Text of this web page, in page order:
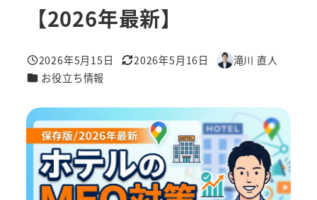
【2026年最新】
投稿日
2026年5月15日
更新日
2026年5月16日
著
滝川 直人
カテゴリー
お役立ち情報